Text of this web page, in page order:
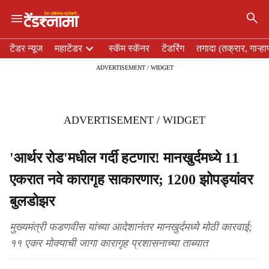
e
टेंडर न्यूज महाटेंडर स्कॅम स्कॅनर टेंडरिंग तगादा (तक्रार,
ADVERTISEMENT / WIDGET
ADVERTISEMENT / WIDGET
'आर्थर रोड'मधील गर्दी हटणार! मानखुर्दमध्ये 11
एकरात नवे कारागृह साकारणार; 1200 झोपड्यांवर
बुलडोझर
मुख्यमंत्री फडणवीस यांच्या आदेशानंतर मानखुर्दमध्ये मोठी कारवाई;
११ एकर मोक्याची जागा कारागृह प्रशासनाच्या ताब्यात